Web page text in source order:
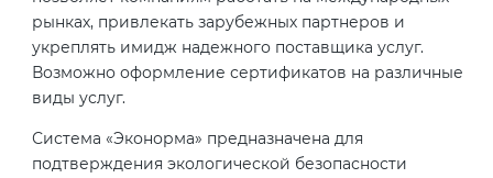
рынках, привлекать зарубежных партнеров и
укреплять имидж надежного поставщика услуг.
Возможно оформление сертификатов на различные
виды услуг.
Система «Эконорма» предназначена для
подтверждения экологической безопасности